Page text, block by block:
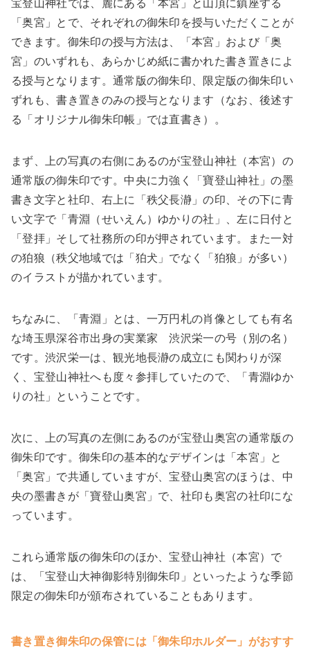
宝登山神社では、麓にある「本宮」と山頂に鎮座する
「奥宮」とで、それぞれの御朱印を授与いただくことが
できます。御朱印の授与方法は、「本宮」および「奥
宮」のいずれも、あらかじめ紙に書かれた書き置きによ
る授与となります。通常版の御朱印、限定版の御朱印い
ずれも、書き置きのみの授与となります（なお、後述す
る「オリジナル御朱印帳」では直書き）。
まず、上の写真の右側にあるのが宝登山神社（本宮）の
通常版の御朱印です。中央に力強く「寶登山神社」の墨
書き文字と社印、右上に「秩父長瀞」の印、その下に青
い文字で「青淵（せいえん）ゆかりの社」、左に日付と
「登拝」そして社務所の印が押されています。また一対
の狛狼（秩父地域では「狛犬」でなく「狛狼」が多い）
のイラストが描かれています。
ちなみに、「青淵」とは、一万円札の肖像としても有名
な埼玉県深谷市出身の実業家 渋沢栄一の号（別の名）
です。渋沢栄一は、観光地長瀞の成立にも関わりが深
く、宝登山神社へも度々参拝していたので、「青淵ゆか
りの社」ということです。
次に、上の写真の左側にあるのが宝登山奥宮の通常版の
御朱印です。御朱印の基本的なデザインは「本宮」と
「奥宮」で共通していますが、宝登山奥宮のほうは、中
央の墨書きが「寶登山奥宮」で、社印も奥宮の社印にな
っています。
これら通常版の御朱印のほか、宝登山神社（本宮）で
は、「宝登山大神御影特別御朱印」といったような季節
限定の御朱印が頒布されていることもあります。
書き置き御朱印の保管には「御朱印ホルダー」がおすす